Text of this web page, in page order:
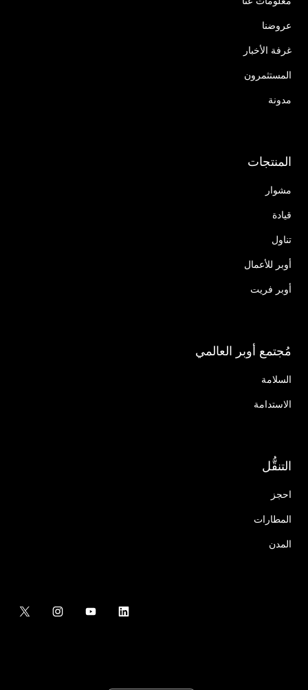
عروضنا
غرفة الأخبار
المستثمرون
مدونة
المنتجات
مشوار
قيادة
تناول
أوبر للأعمال
أوبر فريت
مُجتمع أوبر العالمي
السلامة
الاستدامة
التنقُّل
احجز
المطارات
المدن